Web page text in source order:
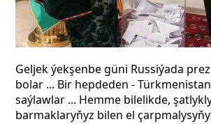
Geljek ýekşenbe güni Russiýada
bolar ... Bir hepdeden -
saýlawlar ... Hemme bilelikde,
barmaklaryňyz bilen el